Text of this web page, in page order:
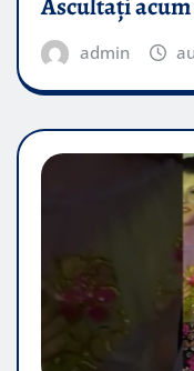
Ascultați
admin